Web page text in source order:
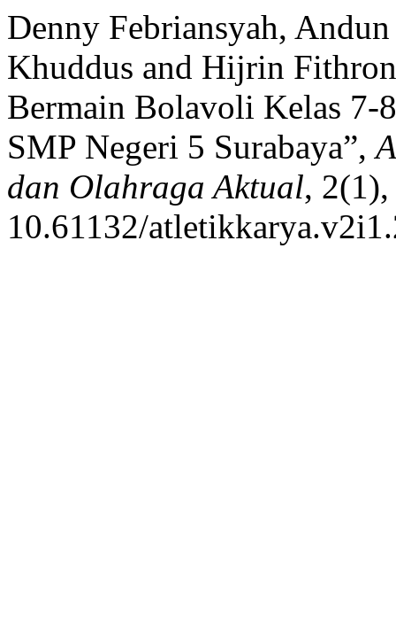
Denny Febriansyah,
Khuddus and Hijrin
Bermain Bolavoli Kelas 7-
SMP Negeri 5 Surabaya”,
dan Olahraga Aktual,
10.61132/